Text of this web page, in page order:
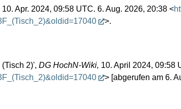
10. Apr. 2024, 09:58 UTC. 6. Aug. 2026, 20:38 <
>.
2)', DG HochN-Wiki, 10. April 2024, 09:58
> [abgerufen am 6.